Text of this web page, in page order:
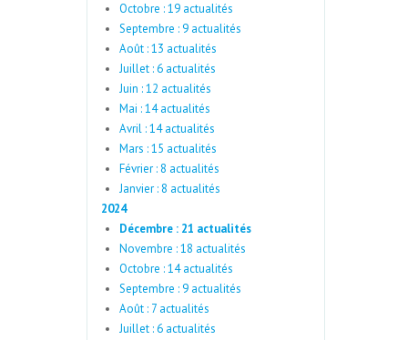
Octobre : 19 actualités
Septembre : 9 actualités
Août : 13 actualités
Juillet : 6 actualités
Juin : 12 actualités
Mai : 14 actualités
Avril : 14 actualités
Mars : 15 actualités
Février : 8 actualités
Janvier : 8 actualités
2024
Décembre : 21 actualités
Novembre : 18 actualités
Octobre : 14 actualités
Septembre : 9 actualités
Août : 7 actualités
Juillet : 6 actualités